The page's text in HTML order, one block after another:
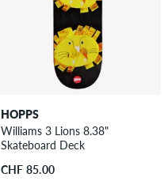
HOPPS
Williams 3 Lions 8.38"
Skateboard Deck
CHF 85.00